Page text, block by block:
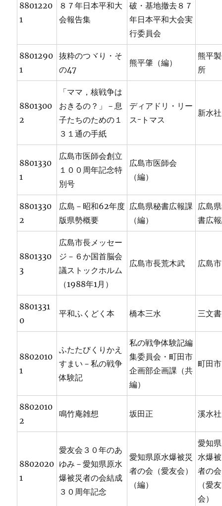
8801220
1
８７年日本平和大
会報告集
破・基地撤去８７
年日本平和大会実
行委員会
8801290
1
抜粋のつヾり・そ
の47
熊平肇（編）
熊平
所
8801300
2
「ママ，核戦争は
おきるの？」－息
子たちのための１
３１通の手紙
ディアドリ・リー
スｰトマス
新水社
8801330
1
広島市医師会創立
１００周年記念特
別号
広島市医師会
（編）
8801330
2
広島－昭和62年度
版県勢概要
広島県秘書広報課
（編）
広島
書広
8801330
3
広島市長メッセー
ジ－６か国首脳会
議ストックホルム
（1988年1月）
広島市長荒木武 広島市
8801331
0
平和ふくどく本 橋本三水 三文
8802010
1
ふたたびくりかえ
すまい－私の戦争
体験記
私の戦争体験記編
集委員会・町田市
企画部企画課（共
編）
町田市
8802010
2
鳴竹庵雑想 坂田正 溪水社
8802020
1
愛友会３０年のあ
ゆみ－愛知県原水
爆被災者の会結成
３０周年記念
愛知県原水爆被災
者の会（愛友会）
（編）
愛知
水爆
者の会
（愛友
会）